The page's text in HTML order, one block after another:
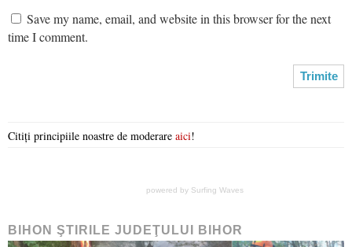
Save my name, email, and website in this browser for the next
time I comment.
Citiți principiile noastre de moderare aici!
powered by Surfing Waves
BIHON ŞTIRILE JUDEŢULUI BIHOR